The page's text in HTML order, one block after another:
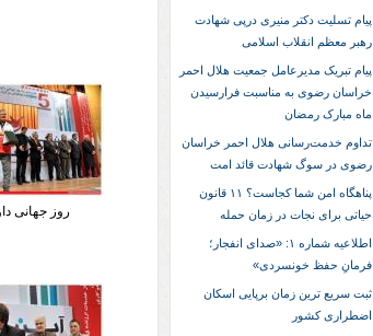
پیام تسلیت دکتر منیری درپی شهادت
رهبر معظم انقلاب اسلامی
پیام تبریک مدیرعامل جمعیت هلال احمر
خراسان رضوی به مناسبت فرارسیدن
ماه مبارک رمضان
تداوم خدمت‌رسانی هلال احمر خراسان
رضوی در سوگ شهادت قائد امت
پناهگاه امن شما کجاست؟ ۱۱ قانون
حیاتی برای نجات در زمان حمله
اطلاعیه شماره ۱: «صدای انفجار؛
فرمانِ حفظ خونسردی»
ثبت سریع‌ ترین زمان برپایی اسکان
اضطراری کشور
روز جهانی